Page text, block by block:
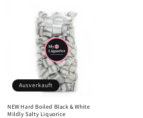
Ausverkauft
NEW Hard Boiled Black & White
Mildly Salty Liquorice